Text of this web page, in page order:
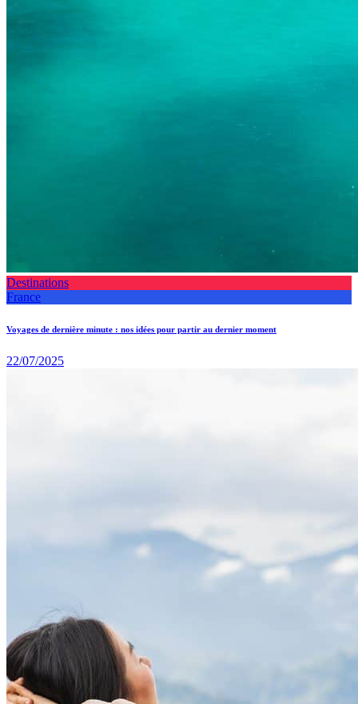
Destinations
France
Voyages de dernière minute : nos idées pour partir au dernier moment
22/07/2025